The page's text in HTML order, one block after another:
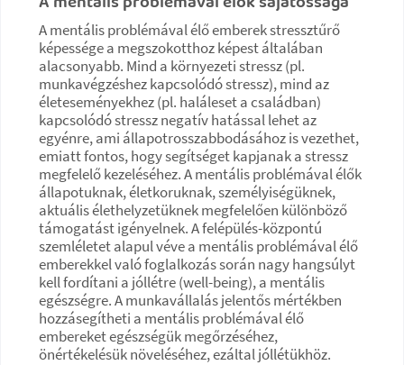
A mentális problémával élő emberek stressztűrő
képessége a megszokotthoz képest általában
alacsonyabb. Mind a környezeti stressz (pl.
munkavégzéshez kapcsolódó stressz), mind az
életeseményekhez (pl. haláleset a családban)
kapcsolódó stressz negatív hatással lehet az
egyénre, ami állapotrosszabbodásához is vezethet,
emiatt fontos, hogy segítséget kapjanak a stressz
megfelelő kezeléséhez. A mentális problémával élők
állapotuknak, életkoruknak, személyiségüknek,
aktuális élethelyzetüknek megfelelően különböző
támogatást igényelnek. A felépülés-központú
szemléletet alapul véve a mentális problémával élő
emberekkel való foglalkozás során nagy hangsúlyt
kell fordítani a jóllétre (well-being), a mentális
egészségre. A munkavállalás jelentős mértékben
hozzásegítheti a mentális problémával élő
embereket egészségük megőrzéséhez,
önértékelésük növeléséhez, ezáltal jóllétükhöz.